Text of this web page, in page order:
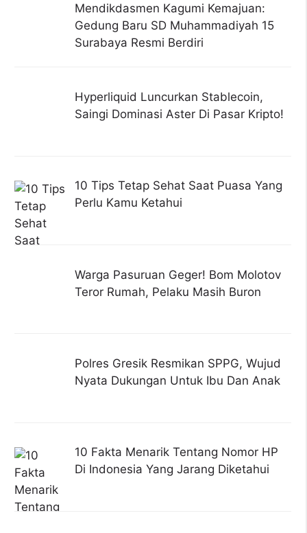
Mendikdasmen Kagumi Kemajuan:
Gedung Baru SD Muhammadiyah 15
Surabaya Resmi Berdiri
Hyperliquid Luncurkan Stablecoin,
Saingi Dominasi Aster Di Pasar Kripto!
10 Tips Tetap Sehat Saat Puasa Yang
Perlu Kamu Ketahui
Warga Pasuruan Geger! Bom Molotov
Teror Rumah, Pelaku Masih Buron
Polres Gresik Resmikan SPPG, Wujud
Nyata Dukungan Untuk Ibu Dan Anak
10 Fakta Menarik Tentang Nomor HP
Di Indonesia Yang Jarang Diketahui